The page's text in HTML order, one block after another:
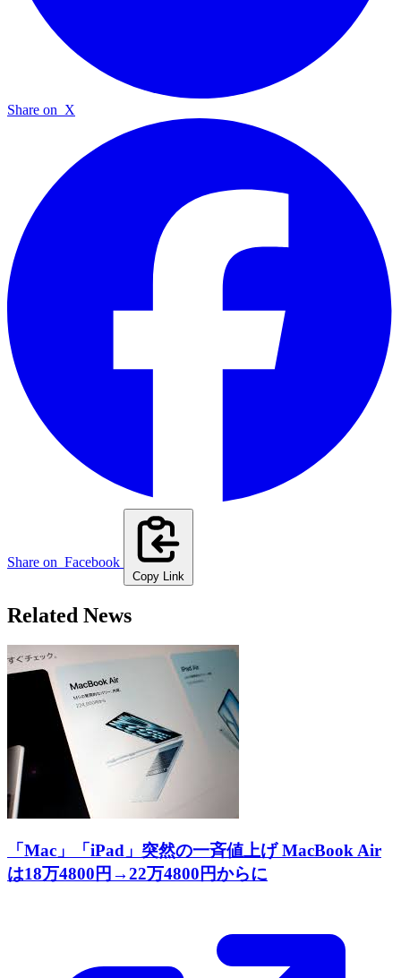
Share on X
Share on Facebook
Copy Link
Related News
「Mac」「iPad」突然の一斉値上げ MacBook Air
は18万4800円→22万4800円からに